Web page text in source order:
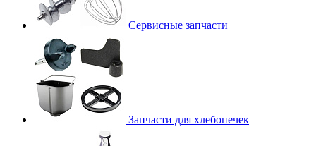
Сервисные запчасти
Запчасти для хлебопечек